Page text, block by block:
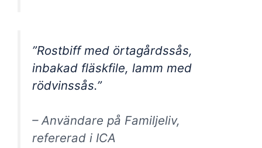
”Rostbiff med örtagårdssås,
inbakad fläskfile, lamm med
rödvinssås.”
– Användare på Familjeliv,
refererad i ICA